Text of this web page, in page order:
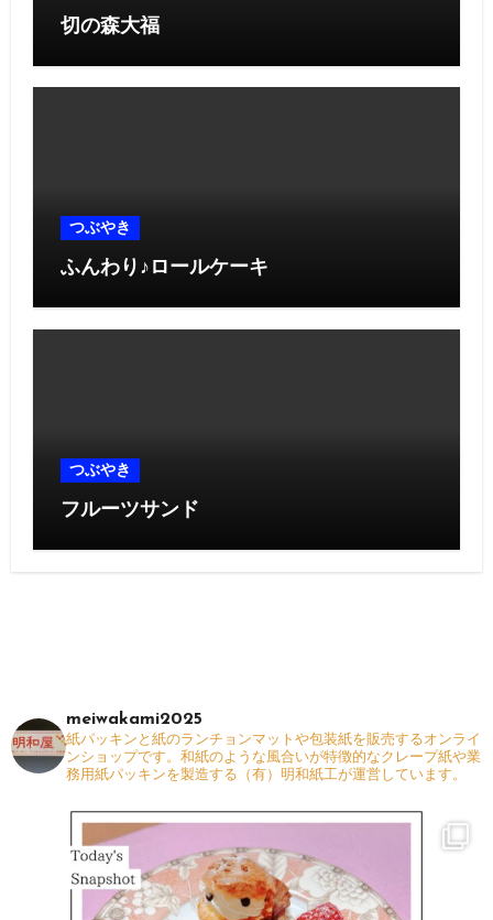
切の森大福
つぶやき
ふんわり♪ロールケーキ
つぶやき
フルーツサンド
meiwakami2025
紙パッキンと紙のランチョンマットや包装紙を販売するオンライ
ンショップです。和紙のような風合いが特徴的なクレープ紙や業
務用紙パッキンを製造する（有）明和紙工が運営しています。